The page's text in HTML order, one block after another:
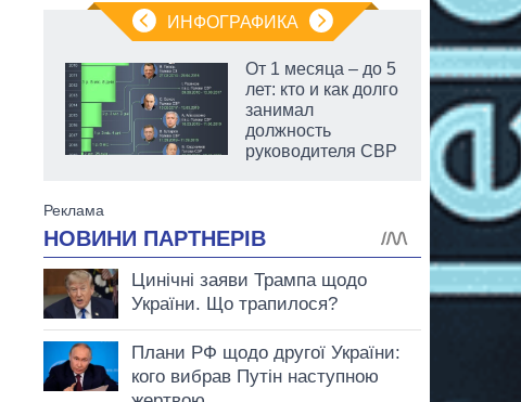
ИНФОГРАФИКА
От 1 месяца – до 5
лет: кто и как долго
занимал
должность
руководителя СВР